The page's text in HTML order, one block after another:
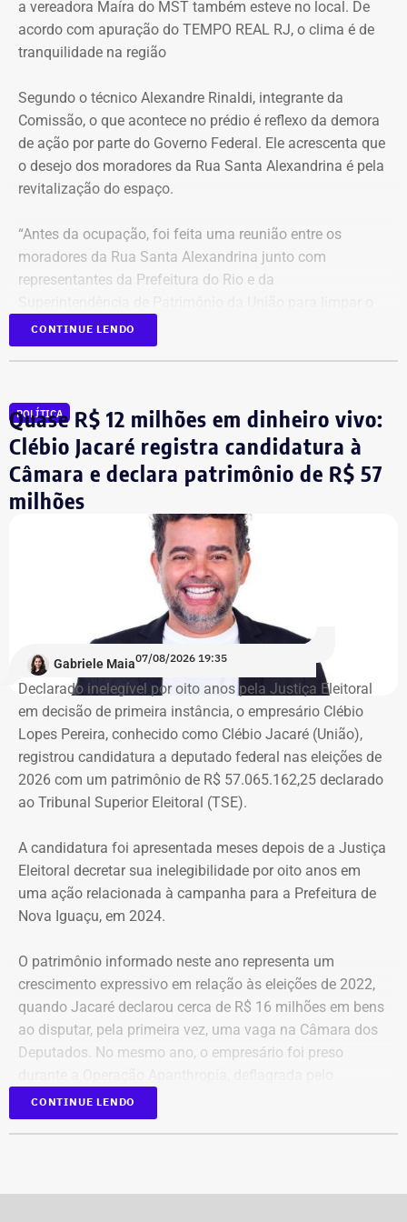
mínima prevista de 21°C e máxima de 36°C. A previsão
indica sol entre nuvens durante o dia, com aumento da
nebulosidade e possibilidade de pancadas de chuva à
A mudança ocorre com o afastamento da frente fria que
atuou sobre o estado e a aproximação de um novo
sistema.
a vereadora Maíra do MST também esteve no local. De
acordo com apuração do TEMPO REAL RJ, o clima é de
tranquilidade na região
Segundo o técnico Alexandre Rinaldi, integrante da
Comissão, o que acontece no prédio é reflexo da demora
de ação por parte do Governo Federal. Ele acrescenta que
o desejo dos moradores da Rua Santa Alexandrina é pela
revitalização do espaço.
“Antes da ocupação, foi feita uma reunião entre os
moradores da Rua Santa Alexandrina junto com
representantes da Prefeitura do Rio e da
terreno até passar para o Arquivo Nacional. Mas o
Governo Federal demorou tanto para agir que hoje
comentou.
Integrante de movimento afirma que
ocupação aconteceu após quatro
Integrante do Movimento de Luta nos Bairros, Vilas e
Favelas (MLB), dona Enita afirmou que o grupo de
ocupantes chegou ao atual prédio depois de sofrer quatro
“Nós já sofremos quatro despejos. O objetivo da
ocupação é justamente dar ao imóvel uma função social
que atenda as necessidades básicas das famílias. Desde
que eu entrei no MLB nunca faltou comida. Só o que falta
mesmo é um teto, um lar para morar. Queremos fazer
valer um direito constitucional que nunca foi cumprido”
A Central de Movimentos Populares do Rio de Janeiro
(CMPRJ) emitiu nota de apoio e solidariedade e lembrou
que as famílias lutam há anos pelo direito à moradia com
organização e resistência.
“Sabemos que a moradia é a base de tudo. Quando um
movimento ocupa um imóvel abandonado ou
subutilizado, mais do que dar um teto, o que já é
fundamental, ele devolve esperança e perspectiva de vida
para centenas de pessoas, sobretudo para as crianças”,
Moradores da Rua Santa Alexandrina
CONTINUE LENDO
POLÍTICA
Quase R$ 12 milhões em dinheiro vivo:
Clébio Jacaré registra candidatura à
Câmara e declara patrimônio de R$ 57
milhões
Gabriele Maia07/08/2026 19:35
Declarado inelegível por oito anos pela Justiça Eleitoral
em decisão de primeira instância, o empresário Clébio
Lopes Pereira, conhecido como Clébio Jacaré (União),
registrou candidatura a deputado federal nas eleições de
2026 com um patrimônio de R$ 57.065.162,25 declarado
ao Tribunal Superior Eleitoral (TSE).
A candidatura foi apresentada meses depois de a Justiça
Eleitoral decretar sua inelegibilidade por oito anos em
uma ação relacionada à campanha para a Prefeitura de
Nova Iguaçu, em 2024.
O patrimônio informado neste ano representa um
crescimento expressivo em relação às eleições de 2022,
quando Jacaré declarou cerca de R$ 16 milhões em bens
ao disputar, pela primeira vez, uma vaga na Câmara dos
Deputados. No mesmo ano, o empresário foi preso
Ministério Público do Rio de Janeiro (MPRJ), que
investigou um esquema de corrupção na Prefeitura de
CONTINUE LENDO